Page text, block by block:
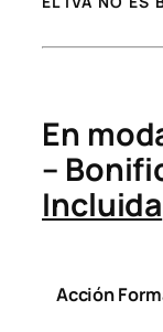
En
–
Incluida
Acción